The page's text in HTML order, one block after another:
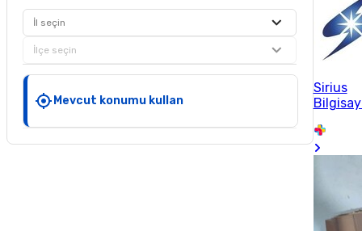
İl seçin
İlçe seçin
Mevcut konumu kullan
Sirius